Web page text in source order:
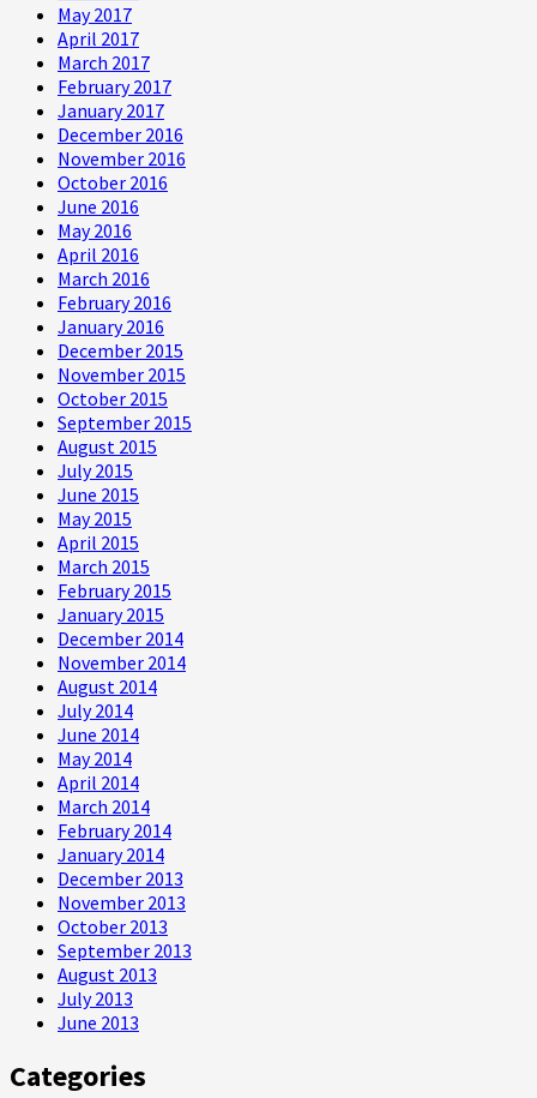
May 2017
April 2017
March 2017
February 2017
January 2017
December 2016
November 2016
October 2016
June 2016
May 2016
April 2016
March 2016
February 2016
January 2016
December 2015
November 2015
October 2015
September 2015
August 2015
July 2015
June 2015
May 2015
April 2015
March 2015
February 2015
January 2015
December 2014
November 2014
August 2014
July 2014
June 2014
May 2014
April 2014
March 2014
February 2014
January 2014
December 2013
November 2013
October 2013
September 2013
August 2013
July 2013
June 2013
Categories